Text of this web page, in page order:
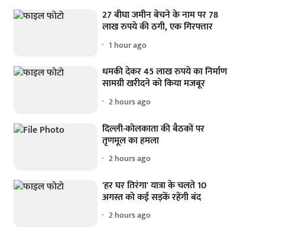
27 बीघा जमीन बेचने के नाम पर 78
लाख रुपये की ठगी, एक गिरफ्तार
1 hour ago
धमकी देकर 45 लाख रुपये का निर्माण
सामग्री खरीदने को किया मजबूर
2 hours ago
दिल्ली-कोलकाता की बैठकों पर
तृणमूल का हमला
2 hours ago
'हर घर तिरंगा' यात्रा के चलते 10
अगस्त को कई सड़कें रहेंगी बंद
2 hours ago